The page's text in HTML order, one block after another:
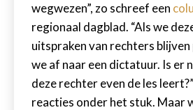
wegwezen”, zo schreef een
regionaal dagblad. “Als we
uitspraken van rechters blijven
we af naar een dictatuur. Is er
deze rechter even de les
reacties onder het stuk. Maar